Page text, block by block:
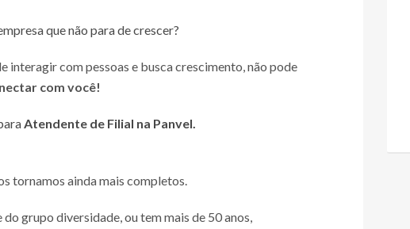
que não para de crescer?
interagir com pessoas e busca crescimento, não pode
com você!
Atendente de Filial na Panvel.
tornamos ainda mais completos.
grupo diversidade, ou tem mais de 50 anos,